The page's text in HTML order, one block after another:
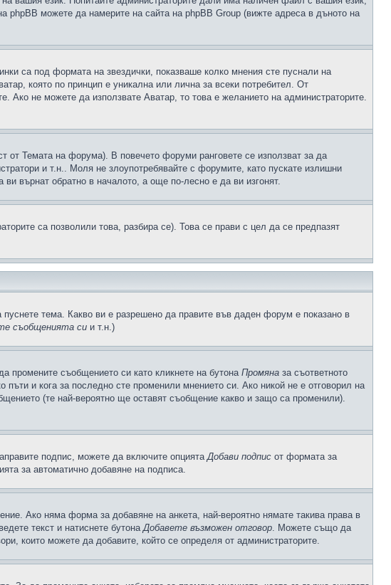
phpBB можете да намерите на сайта на phpBB Group (вижте адреса в дъното на
са под формата на звездички, показваше колко мнения сте пуснали на
която по принцип е уникална или лична за всеки потребител. От
Ако не можете да използвате Аватар, то това е желанието на администраторите.
от Темата на форума). В повечето форуми ранговете се използват за да
и т.н.. Моля не злоупотребявайте с форумите, като пускате излишни
върнат обратно в началото, а още по-лесно е да ви изгонят.
са позволили това, разбира се). Това се прави с цел да се предпазят
тема. Какво ви е разрешено да правите във даден форум е показано в
съобщенията си и т.н.)
промените съобщението си като кликнете на бутона Промяна за съответното
и кога за последно сте променили мнението си. Ако никой не е отговорил на
(те най-вероятно ще оставят съобщение какво и защо са променили).
подпис, можете да включите опциятаДобави подпис от формата за
за автоматично добавяне на подписа.
Ако няма форма за добавяне на анкета, най-вероятно нямате такива права в
текст и натиснете бутонаДобавете възможен отговор. Можете също да
които можете да добавите, който се определя от администраторите.